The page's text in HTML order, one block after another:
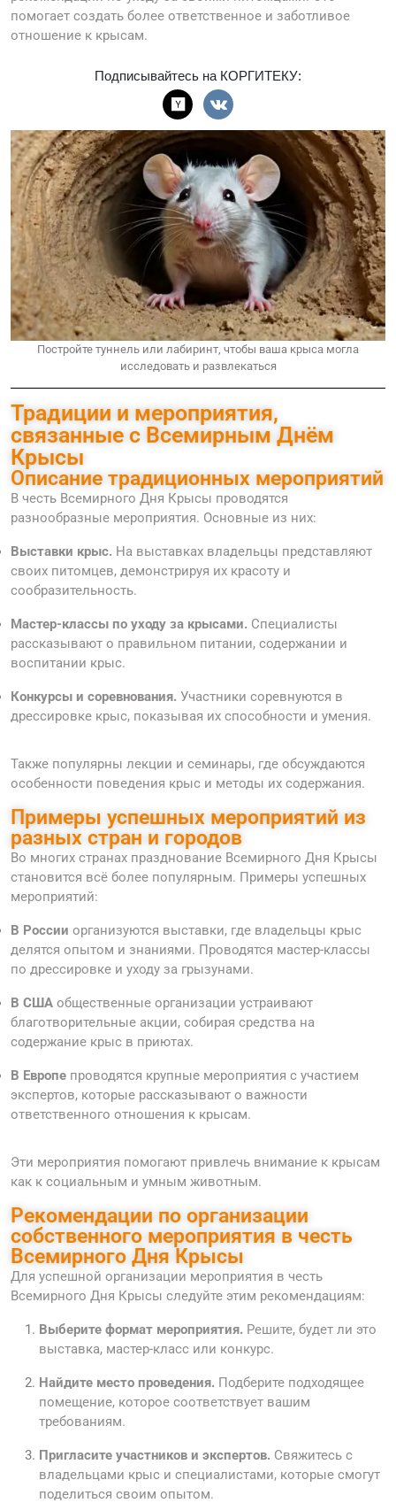
помогает создать более ответственное и заботливое
отношение к крысам.
Подписывайтесь на КОРГИТЕКУ:
Постройте туннель или лабиринт, чтобы ваша крыса могла
исследовать и развлекаться
Традиции и мероприятия,
связанные с Всемирным Днём
Крысы
Описание традиционных мероприятий
В честь Всемирного Дня Крысы проводятся
разнообразные мероприятия. Основные из них:
Выставки крыс. На выставках владельцы представляют
своих питомцев, демонстрируя их красоту и
сообразительность.
Мастер-классы по уходу за крысами. Специалисты
рассказывают о правильном питании, содержании и
воспитании крыс.
Конкурсы и соревнования. Участники соревнуются в
дрессировке крыс, показывая их способности и умения.
Также популярны лекции и семинары, где обсуждаются
особенности поведения крыс и методы их содержания.
Примеры успешных мероприятий из
разных стран и городов
Во многих странах празднование Всемирного Дня Крысы
становится всё более популярным. Примеры успешных
мероприятий:
В России организуются выставки, где владельцы крыс
делятся опытом и знаниями. Проводятся мастер-классы
по дрессировке и уходу за грызунами.
В США общественные организации устраивают
благотворительные акции, собирая средства на
содержание крыс в приютах.
В Европе проводятся крупные мероприятия с участием
экспертов, которые рассказывают о важности
ответственного отношения к крысам.
Эти мероприятия помогают привлечь внимание к крысам
как к социальным и умным животным.
Рекомендации по организации
собственного мероприятия в честь
Всемирного Дня Крысы
Для успешной организации мероприятия в честь
Всемирного Дня Крысы следуйте этим рекомендациям:
Выберите формат мероприятия. Решите, будет ли это
выставка, мастер-класс или конкурс.
Найдите место проведения. Подберите подходящее
помещение, которое соответствует вашим
требованиям.
Пригласите участников и экспертов. Свяжитесь с
владельцами крыс и специалистами, которые смогут
поделиться своим опытом.